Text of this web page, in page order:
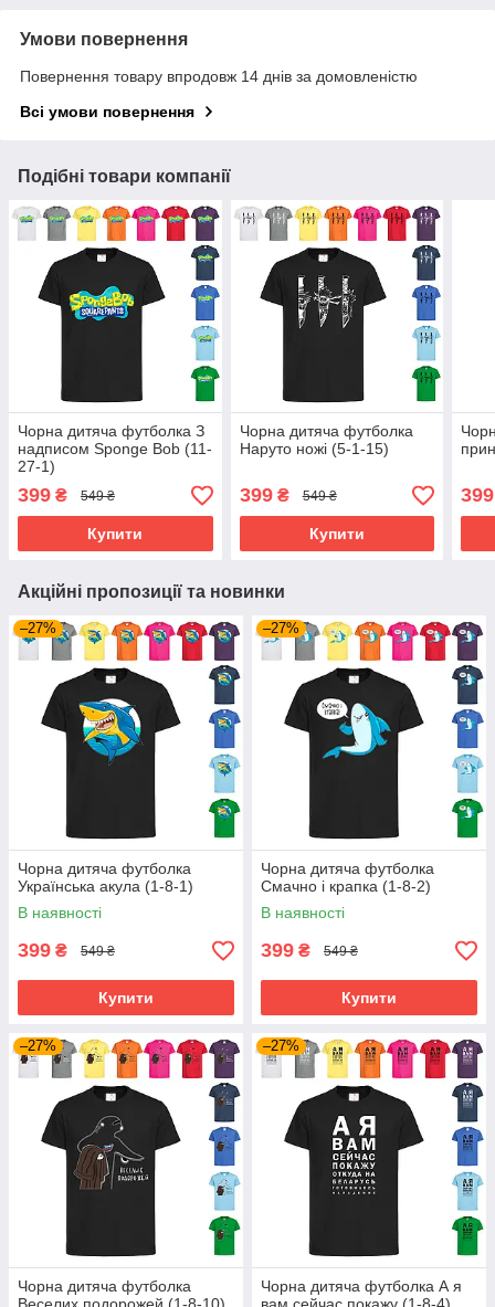
Умови повернення
Повернення товару впродовж 14 днів за домовленістю
Всі умови повернення
Подібні товари компанії
Чорна дитяча футболка З
надписом Sponge Bob (11-
27-1)
399 ₴ 549 ₴
Купити
Чорна дитяча футболка
Наруто ножі (5-1-15)
399₴ 549 ₴
Купити
399
Акційні пропозиції та новинки
–27%
Чорна дитяча футболка
Українська акула (1-8-1)
В наявності
399 ₴ 549 ₴
Купити
–27%
Чорна дитяча футболка
Смачно і крапка (1-8-2)
В наявності
399 ₴ 549 ₴
Купити
–27%
Чорна дитяча футболка
–27%
Чорна дитяча футболка А я